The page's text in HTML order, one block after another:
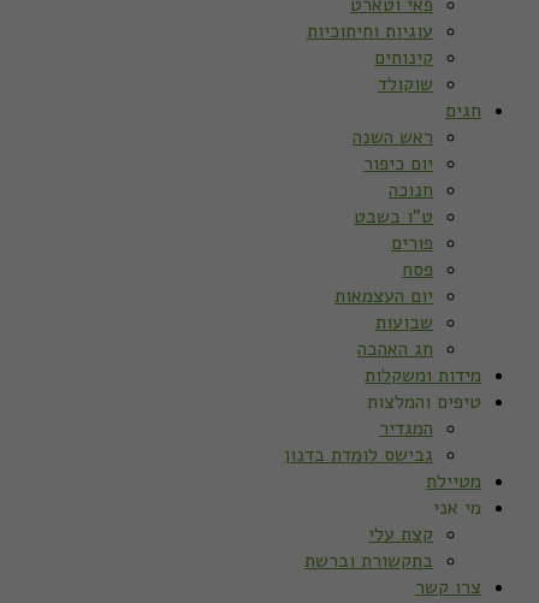
עוגיות וחיתוכיות
קינוחים
שוקולד
חגים
ראש השנה
יום כיפור
חנוכה
ט”ו בשבט
פורים
פסח
יום העצמאות
שבועות
חג האהבה
מידות ומשקלות
טיפים והמלצות
המגדיר
גבישס לומדת בדנון
מטיילת
מי אני
קצת עלי
בתקשורת וברשת
צרו קשר